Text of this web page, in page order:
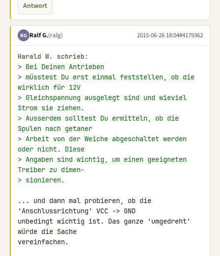
Antwort
RG Ralf G.(ralg) 2015-06-26 18:04#4179362
Harald W. schrieb:
> Bei Deinen Antrieben
> müsstest Du erst einmal feststellen, ob die
wirklich für 12V
> Gleichspannung ausgelegt sind und wieviel
Strom sie ziehen.
> Ausserdem solltest Du ermitteln, ob die
Spulen nach getaner
> Arbeit von der Weiche abgeschaltet werden
oder nicht. Diese
> Angaben sind wichtig, um einen geeigneten
Treiber zu dimen-
> sionieren.
... und dann mal probieren, ob die
'Anschlussrichtung' VCC -> GND
unbedingt wichtig ist. Das ganze 'umgedreht'
würde die Sache
vereinfachen.